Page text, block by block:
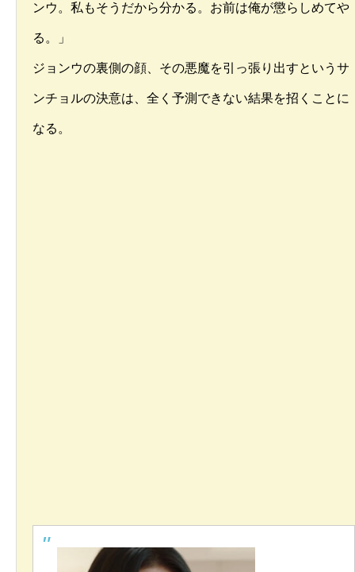
ンウ。私もそうだから分かる。お前は俺が懲らしめてや
る。」
ジョンウの裏側の顔、その悪魔を引っ張り出すというサ
ンチョルの決意は、全く予測できない結果を招くことに
なる。